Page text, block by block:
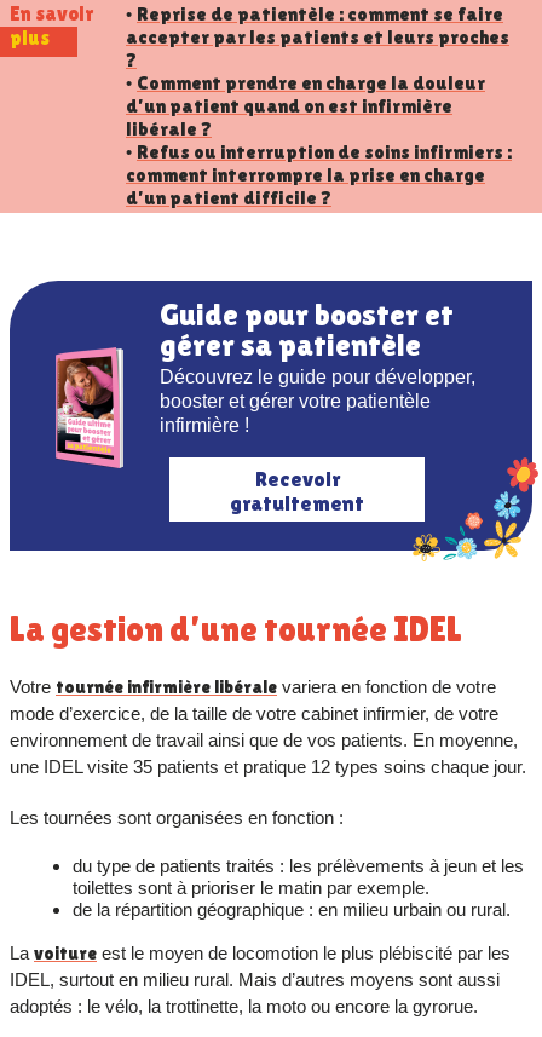
En savoir
plus
• Reprise de patientèle : comment se faire
accepter par les patients et leurs proches
?
• Comment prendre en charge la douleur
d’un patient quand on est infirmière
libérale ?
• Refus ou interruption de soins infirmiers :
comment interrompre la prise en charge
d’un patient difficile ?
Guide pour booster et
gérer sa patientèle
Découvrez le guide pour développer,
booster et gérer votre patientèle
infirmière !
Recevoir
gratuitement
La gestion d’une tournée IDEL
Votre tournée infirmière libérale variera en fonction de votre
mode d’exercice, de la taille de votre cabinet infirmier, de votre
environnement de travail ainsi que de vos patients. En moyenne,
une IDEL visite 35 patients et pratique 12 types soins chaque jour.
Les tournées sont organisées en fonction :
du type de patients traités : les prélèvements à jeun et les
toilettes sont à prioriser le matin par exemple.
de la répartition géographique : en milieu urbain ou rural.
La voiture est le moyen de locomotion le plus plébiscité par les
IDEL, surtout en milieu rural. Mais d’autres moyens sont aussi
adoptés : le vélo, la trottinette, la moto ou encore la gyrorue.